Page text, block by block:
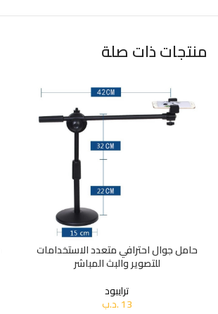
منتجات ذات صلة
حامل جوال احترافي متعدد الاستخدامات
للتصوير والبث المباشر
ترايبود
13.د.ب